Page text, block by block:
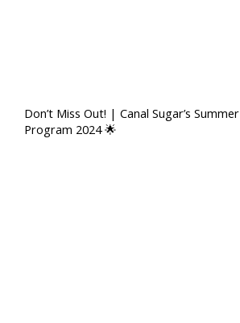
Don’t Miss Out! | Canal Sugar’s
Program 2024 🌟